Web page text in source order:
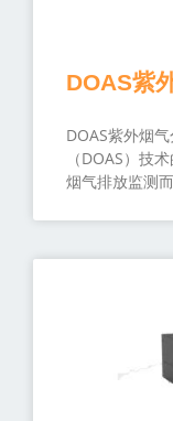
DOAS紫
DOAS紫外烟
（DOAS）技
烟气排放监测而